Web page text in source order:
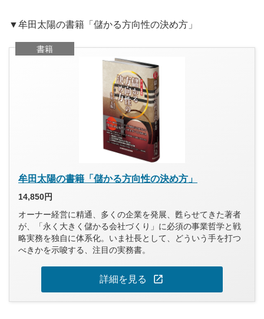
▼牟田太陽の書籍「儲かる方向性の決め方」
書籍
牟田太陽の書籍「儲かる方向性の決め方」
14,850円
オーナー経営に精通、多くの企業を発展、甦らせてきた著者
が、「永く大きく儲かる会社づくり」に必須の事業哲学と戦
略実務を独自に体系化。いま社長として、どういう手を打つ
べきかを示唆する、注目の実務書。
詳細を見る open_in_new